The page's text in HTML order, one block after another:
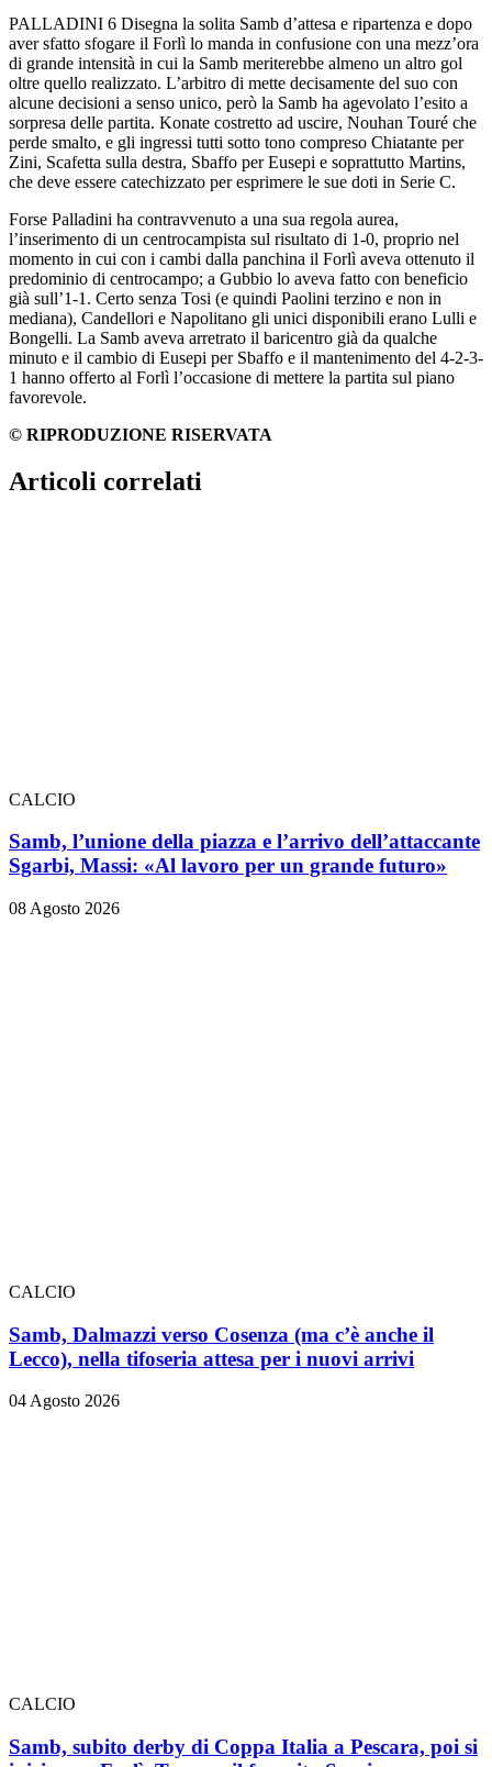
PALLADINI 6 Disegna la solita Samb d’attesa e ripartenza e dopo
aver sfatto sfogare il Forlì lo manda in confusione con una mezz’ora
di grande intensità in cui la Samb meriterebbe almeno un altro gol
oltre quello realizzato. L’arbitro di mette decisamente del suo con
alcune decisioni a senso unico, però la Samb ha agevolato l’esito a
sorpresa delle partita. Konate costretto ad uscire, Nouhan Touré che
perde smalto, e gli ingressi tutti sotto tono compreso Chiatante per
Zini, Scafetta sulla destra, Sbaffo per Eusepi e soprattutto Martins,
che deve essere catechizzato per esprimere le sue doti in Serie C.
Forse Palladini ha contravvenuto a una sua regola aurea,
l’inserimento di un centrocampista sul risultato di 1-0, proprio nel
momento in cui con i cambi dalla panchina il Forlì aveva ottenuto il
predominio di centrocampo; a Gubbio lo aveva fatto con beneficio
già sull’1-1. Certo senza Tosi (e quindi Paolini terzino e non in
mediana), Candellori e Napolitano gli unici disponibili erano Lulli e
Bongelli. La Samb aveva arretrato il baricentro già da qualche
minuto e il cambio di Eusepi per Sbaffo e il mantenimento del 4-2-3-
1 hanno offerto al Forlì l’occasione di mettere la partita sul piano
favorevole.
© RIPRODUZIONE RISERVATA
Articoli correlati
CALCIO
Samb, l’unione della piazza e l’arrivo dell’attaccante
Sgarbi, Massi: «Al lavoro per un grande futuro»
08 Agosto 2026
CALCIO
Samb, Dalmazzi verso Cosenza (ma c’è anche il
Lecco), nella tifoseria attesa per i nuovi arrivi
04 Agosto 2026
CALCIO
Samb, subito derby di Coppa Italia a Pescara, poi si